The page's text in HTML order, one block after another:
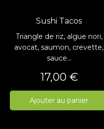
Sushi Tacos
Triangle de riz, algue nori,
avocat, saumon, crevette,
sauce...
Prix
17,00 €
Ajouter au panier